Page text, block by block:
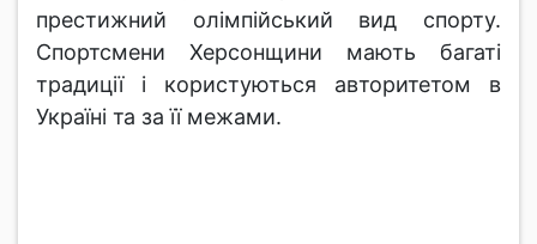
престижний олімпійський вид спорту.
Спортсмени Херсонщини мають багаті
традиції і користуються авторитетом в
Україні та за її межами.